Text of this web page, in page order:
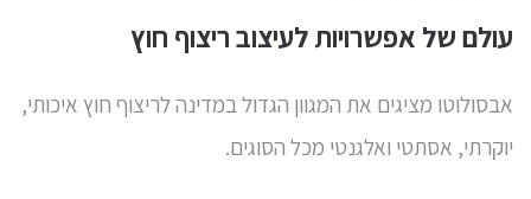
עולם של אפשרויות לעיצוב ריצוף חוץ
אבסולוטו מציגים את המגוון הגדול במדינה לריצוף חוץ איכותי,
יוקרתי, אסתטי ואלגנטי מכל הסוגים.